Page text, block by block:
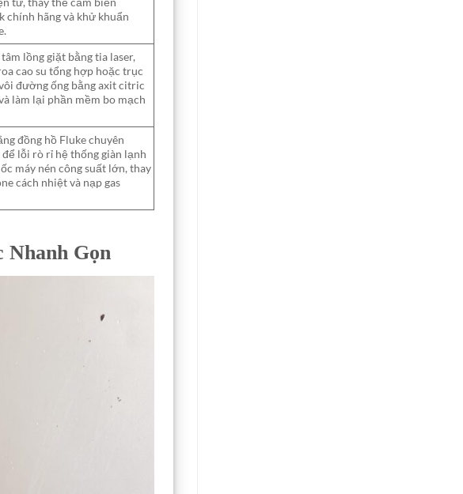
chính hãng và khử khuẩn
lồng giặt bằng tia laser,
cao su tổng hợp hoặc trục
đường ống bằng axit citric
làm lại phần mềm bo mạch
đồng hồ Fluke chuyên
lỗi rò rỉ hệ thống giàn lạnh
máy nén công suất lớn, thay
cách nhiệt và nạp gas
Nhanh Gọn